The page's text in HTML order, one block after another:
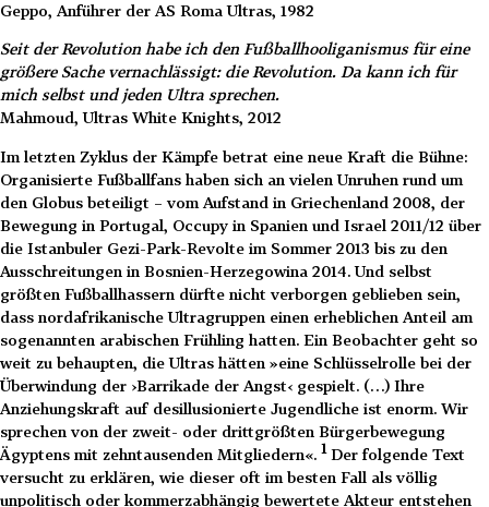
Geppo, Anführer der AS Roma Ultras, 1982
Seit der Revolution habe ich den Fußballhooliganismus für eine
größere Sache vernachlässigt: die Revolution. Da kann ich für
mich selbst und jeden Ultra sprechen.
Mahmoud, Ultras White Knights, 2012
Im letzten Zyklus der Kämpfe betrat eine neue Kraft die Bühne:
Organisierte Fußballfans haben sich an vielen Unruhen rund um
den Globus beteiligt – vom Aufstand in Griechenland 2008, der
Bewegung in Portugal, Occupy in Spanien und Israel 2011/12 über
die Istanbuler Gezi-Park-Revolte im Sommer 2013 bis zu den
Ausschreitungen in Bosnien-Herzegowina 2014. Und selbst
größten Fußballhassern dürfte nicht verborgen geblieben sein,
dass nordafrikanische Ultragruppen einen erheblichen Anteil am
sogenannten arabischen Frühling hatten. Ein Beobachter geht so
weit zu behaupten, die Ultras hätten »eine Schlüsselrolle bei der
Überwindung der ›Barrikade der Angst‹ gespielt. (…) Ihre
Anziehungskraft auf desillusionierte Jugendliche ist enorm. Wir
sprechen von der zweit- oder drittgrößten Bürgerbewegung
Ägyptens mit zehntausenden Mitgliedern«. 1Der folgende Text
versucht zu erklären, wie dieser oft im besten Fall als völlig
unpolitisch oder kommerzabhängig bewertete Akteur entstehen